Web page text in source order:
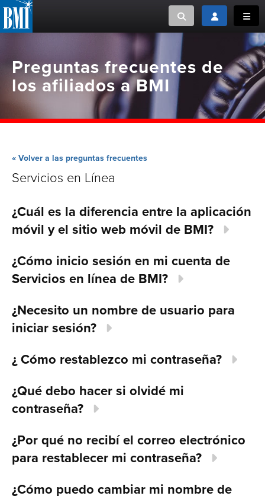
Toggle searchToggle login
or Search Songview
CLOSE
ABOUT
CREATORS
MUSIC USERS
CAREERS
ADVOCACY
MUSIC CREATORS AND PUBLISHERS
MUSIC USERS/LICENSEES
Preguntas frecuentes de
los afiliados a BMI
« Volver a las preguntas frecuentes
Servicios en Línea
¿Cuál es la diferencia entre la aplicación
móvil y el sitio web móvil de BMI?
¿Cómo inicio sesión en mi cuenta de
Servicios en línea de BMI?
¿Necesito un nombre de usuario para
iniciar sesión?
¿ Cómo restablezco mi contraseña?
¿Qué debo hacer si olvidé mi
contraseña?
¿Por qué no recibí el correo electrónico
para restablecer mi contraseña?
¿Cómo puedo cambiar mi nombre de